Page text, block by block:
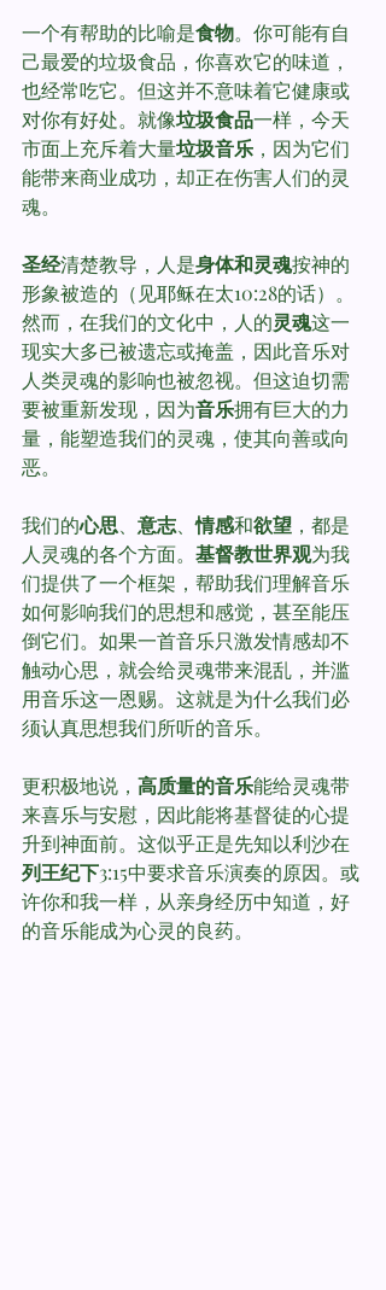
一个有帮助的比喻是食物。你可能有自
己最爱的垃圾食品，你喜欢它的味道，
也经常吃它。但这并不意味着它健康或
对你有好处。就像垃圾食品一样，今天
市面上充斥着大量垃圾音乐 ，因为它们
能带来商业成功，却正在伤害人们的灵
魂。
圣经清楚教导，人是身体和灵魂按神的
形象被造的（见耶稣在太10:28的话）。
然而，在我们的文化中，人的灵魂这一
现实大多已被遗忘或掩盖，因此音乐对
人类灵魂的影响也被忽视。但这迫切需
要被重新发现，因为音乐拥有巨大的力
量，能塑造我们的灵魂，使其向善或向
恶。
我们的心思 意志 、情感和欲望 ，都是
人灵魂的各个方面。 基督教世界观为我
们提供了一个框架，帮助我们理解音乐
如何影响我们的思想和感觉，甚至能压
倒它们。如果一首音乐只激发情感却不
触动心思，就会给灵魂带来混乱，并滥
用音乐这一恩赐。这就是为什么我们必
须认真思想我们所听的音乐。
更积极地说， 高质量的音乐能给灵魂带
来喜乐与安慰，因此能将基督徒的心提
升到神面前。这似乎正是先知以利沙在
列王纪下3:15中要求音乐演奏的原因。或
许你和我一样，从亲身经历中知道，好
的音乐能成为心灵的良药。